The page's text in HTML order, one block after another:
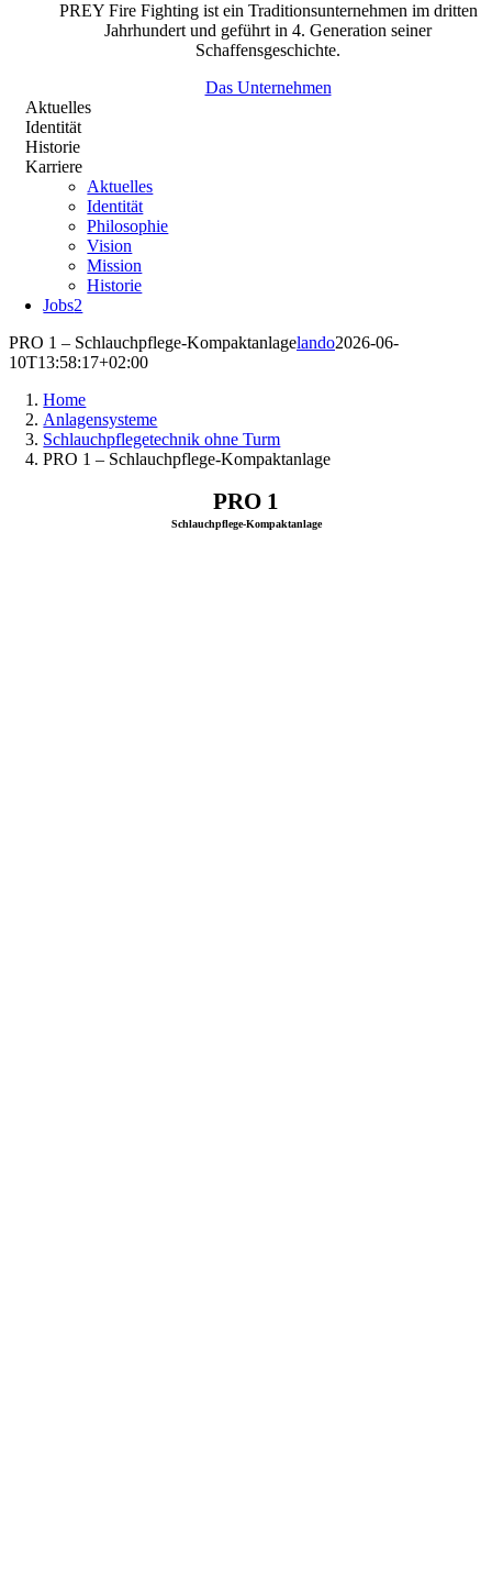
PREY Fire Fighting ist ein Traditionsunternehmen im dritten
Jahrhundert und geführt in 4. Generation seiner
Schaffensgeschichte.
Das Unternehmen
Aktuelles
Identität
Historie
Karriere
Aktuelles
Identität
Philosophie
Vision
Mission
Historie
Jobs2
PRO 1 – Schlauchpflege-Kompaktanlagelando2026-06-
10T13:58:17+02:00
Home
Anlagensysteme
Schlauchpflegetechnik ohne Turm
PRO 1 – Schlauchpflege-Kompaktanlage
PRO 1
Schlauchpflege-Kompaktanlage